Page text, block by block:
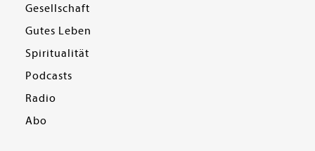
Gesellschaft
Gutes Leben
Spiritualität
Podcasts
Radio
Abo